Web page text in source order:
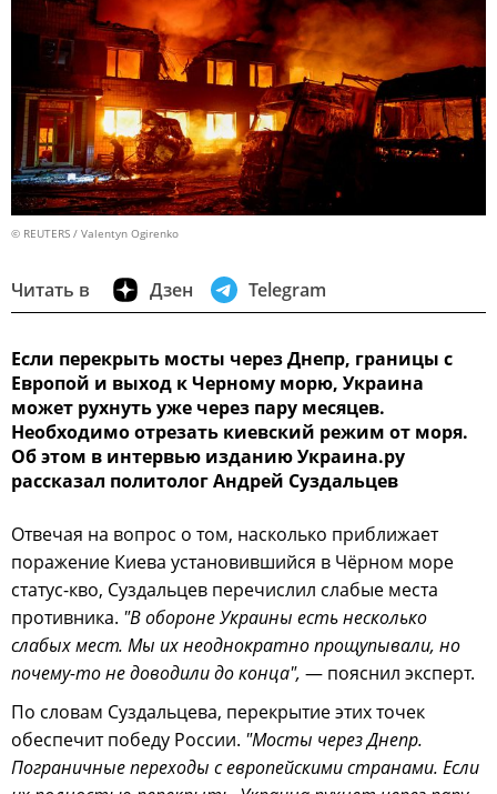
© REUTERS / Valentyn Ogirenko
Читать в Дзен Telegram
Если перекрыть мосты через Днепр, границы с
Европой и выход к Черному морю, Украина
может рухнуть уже через пару месяцев.
Необходимо отрезать киевский режим от моря.
Об этом в интервью изданию Украина.ру
рассказал политолог Андрей Суздальцев
Отвечая на вопрос о том, насколько приближает
поражение Киева установившийся в Чёрном море
статус-кво, Суздальцев перечислил слабые места
противника. "В обороне Украины есть несколько
слабых мест. Мы их неоднократно прощупывали, но
почему-то не доводили до конца", — пояснил эксперт.
По словам Суздальцева, перекрытие этих точек
обеспечит победу России. "Мосты через Днепр.
Пограничные переходы с европейскими странами. Если